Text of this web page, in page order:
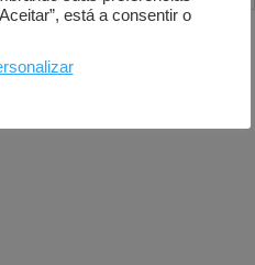
está a consentir o